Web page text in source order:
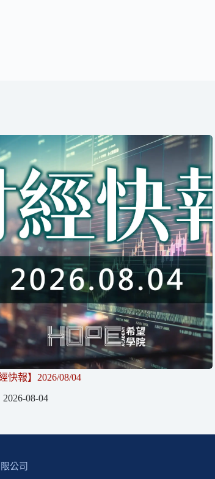
快報】2026/08/04
2026-08-04
公司